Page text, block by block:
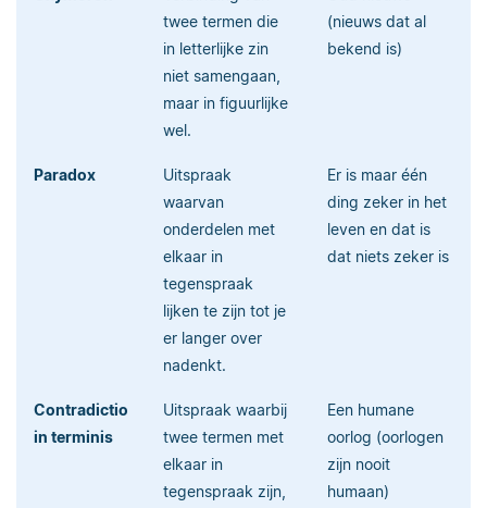
twee termen die
in letterlijke zin
niet samengaan,
maar in figuurlijke
wel.
(nieuws dat al
bekend is)
Paradox
Uitspraak
waarvan
onderdelen met
elkaar in
tegenspraak
lijken te zijn tot je
er langer over
nadenkt.
Er is maar één
ding zeker in het
leven en dat is
dat niets zeker is
Contradictio
in terminis
Uitspraak waarbij
twee termen met
elkaar in
tegenspraak zijn,
Een humane
oorlog (oorlogen
zijn nooit
humaan)